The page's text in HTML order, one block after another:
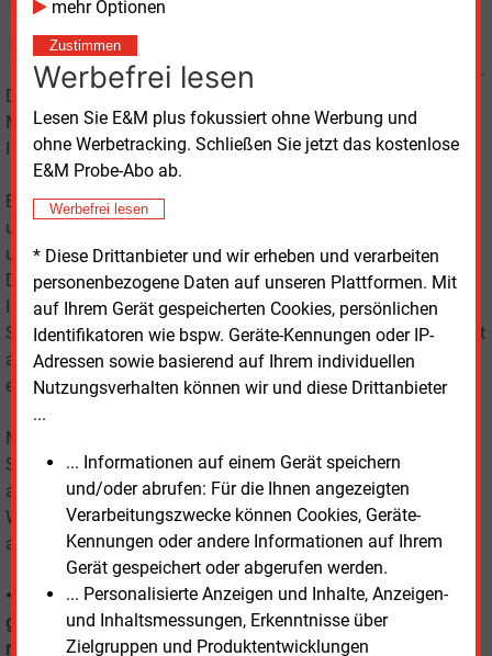
mehr Optionen
Zustimmen
Werbefrei lesen
Lesen Sie E&M plus fokussiert ohne Werbung und
ohne Werbetracking. Schließen Sie jetzt das kostenlose
E&M Probe-Abo ab.
Werbefrei lesen
* Diese Drittanbieter und wir erheben und verarbeiten
personenbezogene Daten auf unseren Plattformen. Mit
auf Ihrem Gerät gespeicherten Cookies, persönlichen
Identifikatoren wie bspw. Geräte-Kennungen oder IP-
Adressen sowie basierend auf Ihrem individuellen
Nutzungsverhalten können wir und diese Drittanbieter
...
... Informationen auf einem Gerät speichern
und/oder abrufen: Für die Ihnen angezeigten
Verarbeitungszwecke können Cookies, Geräte-
Kennungen oder andere Informationen auf Ihrem
Gerät gespeichert oder abgerufen werden.
... Personalisierte Anzeigen und Inhalte, Anzeigen-
und Inhaltsmessungen, Erkenntnisse über
Zielgruppen und Produktentwicklungen
werden können.
Dadurch bietet sich für alle Unternehmen die einfache
Möglichkeit, immer eine informative und topaktuelle
Internetseite mit minimalem Pflegeaufwand bereitzustellen.
Eine professionelle Homepage mit qualitativ hochwertigen
und interessanten Inhalten weckt das Vertrauen Ihrer Kunden
und bindet sie über Ihre Homepage auch an Ihr Unternehmen.
Dadurch werden Sie nicht nur als qualifizierter und aktueller
Informationslieferant wahrgenommen, auch die
Suchmaschinen wie Google & Co. bewerten Internet-Seiten mit
aktuellen Inhalten deutlich höher, Ihre Sichtbarkeit im Internet
erhöht sich somit ganz automatisch.
Mit dem Content-Modul von Energie & Management können
Sie Inhalte schnell und einfach erwerben und diese
automatisch im eigenen individuellen Design auf Ihrer
Webseite anzeigen. Somit halten Sie Ihre Webseite immer
aktuell und informativ.
• Sie haben bereits eine moderne Homepage, würden aber
gerne informative Artikel von E&M auf Ihrer Internetseite
nutzen?